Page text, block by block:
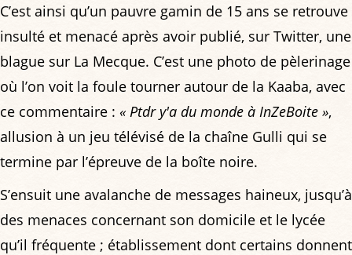
C’est ainsi qu’un pauvre gamin de 15 ans se retrouve
insulté et menacé après avoir publié, sur Twitter, une
blague sur La Mecque. C’est une photo de pèlerinage
où l’on voit la foule tourner autour de la Kaaba, avec
ce commentaire : « Ptdr y'a du monde à InZeBoite »,
allusion à un jeu télévisé de la chaîne Gulli qui se
termine par l’épreuve de la boîte noire.
S’ensuit une avalanche de messages haineux, jusqu’à
des menaces concernant son domicile et le lycée
qu’il fréquente ; établissement dont certains donnent